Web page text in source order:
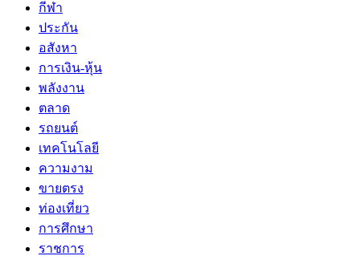
กีฬา
ประกัน
อสังหา
การเงิน-หุ้น
พลังงาน
ตลาด
รถยนต์
เทคโนโลยี
ความงาม
ขายตรง
ท่องเที่ยว
การศึกษา
ราชการ